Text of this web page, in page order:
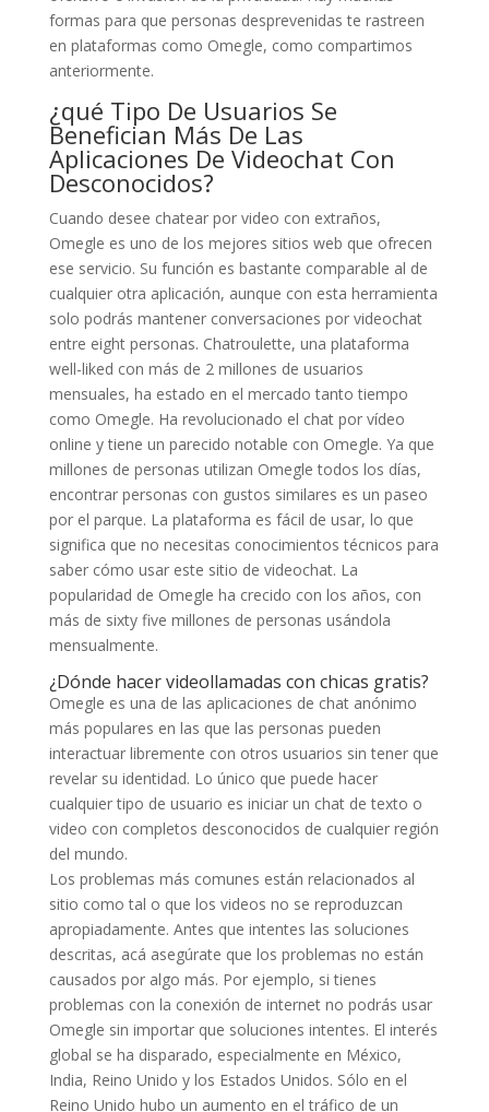
formas para que personas desprevenidas te rastreen
en plataformas como Omegle, como compartimos
anteriormente.
¿qué Tipo De Usuarios Se
Benefician Más De Las
Aplicaciones De Videochat Con
Desconocidos?
Cuando desee chatear por video con extraños,
Omegle es uno de los mejores sitios web que ofrecen
ese servicio. Su función es bastante comparable al de
cualquier otra aplicación, aunque con esta herramienta
solo podrás mantener conversaciones por videochat
entre eight personas. Chatroulette, una plataforma
well-liked con más de 2 millones de usuarios
mensuales, ha estado en el mercado tanto tiempo
como Omegle. Ha revolucionado el chat por vídeo
online y tiene un parecido notable con Omegle. Ya que
millones de personas utilizan Omegle todos los días,
encontrar personas con gustos similares es un paseo
por el parque. La plataforma es fácil de usar, lo que
significa que no necesitas conocimientos técnicos para
saber cómo usar este sitio de videochat. La
popularidad de Omegle ha crecido con los años, con
más de sixty five millones de personas usándola
mensualmente.
¿Dónde hacer videollamadas con chicas gratis?
Omegle es una de las aplicaciones de chat anónimo
más populares en las que las personas pueden
interactuar libremente con otros usuarios sin tener que
revelar su identidad. Lo único que puede hacer
cualquier tipo de usuario es iniciar un chat de texto o
video con completos desconocidos de cualquier región
del mundo.
Los problemas más comunes están relacionados al
sitio como tal o que los videos no se reproduzcan
apropiadamente. Antes que intentes las soluciones
descritas, acá asegúrate que los problemas no están
causados por algo más. Por ejemplo, si tienes
problemas con la conexión de internet no podrás usar
Omegle sin importar que soluciones intentes. El interés
global se ha disparado, especialmente en México,
India, Reino Unido y los Estados Unidos. Sólo en el
Reino Unido hubo un aumento en el tráfico de un